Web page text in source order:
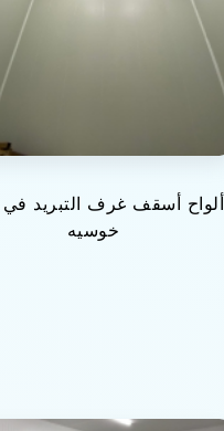
ألواح أسقف غرف التبريد
خوسيه